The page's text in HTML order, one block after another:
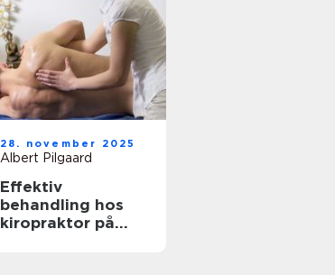
28. november 2025
Albert Pilgaard
Effektiv
behandling hos
kiropraktor på